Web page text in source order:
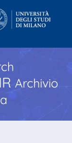
Archivio